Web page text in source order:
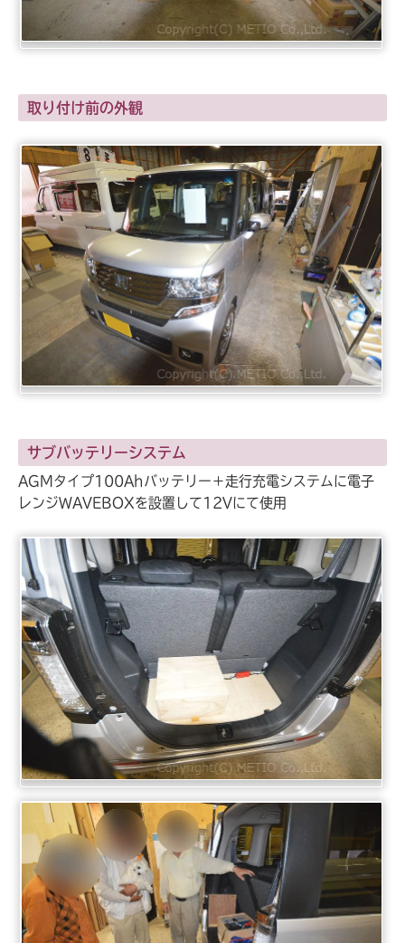
取り付け前の外観
サブバッテリーシステム
AGMタイプ100Ahバッテリー＋走行充電システムに電子
レンジWAVEBOXを設置して12Vにて使用